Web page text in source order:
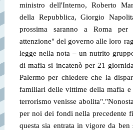
ministro dell'Interno, Roberto
della Repubblica, Giorgio
prossima saranno a Roma per
attenzione" del governo alle loro
legge nella nota – un nutrito
di mafia si incatenò per 21 giorni
Palermo per chiedere che la
familiari delle vittime della mafia
terrorismo venisse abolita".
per noi dei fondi nella precedente
questa sia entrata in vigore da